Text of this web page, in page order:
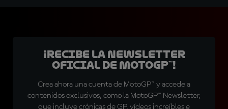
¡Recibe la Newsletter
oficial de MotoGP™!
Crea ahora una cuenta de MotoGP™ y accede a
contenidos exclusivos, como la MotoGP™ Newsletter,
que incluye crónicas de GP, vídeos increíbles e